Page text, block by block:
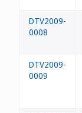
DTV2009-
0008
DTV2009-
0009